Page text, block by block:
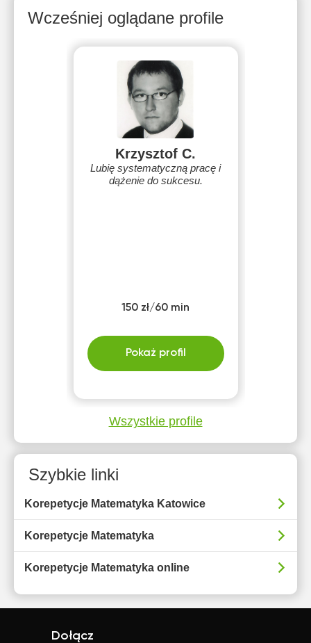
Wcześniej oglądane profile
Krzysztof C.
Lubię systematyczną pracę i
dążenie do sukcesu.
150 zł/60 min
Pokaż profil
Wszystkie profile
Szybkie linki
Korepetycje Matematyka Katowice
Korepetycje Matematyka
Korepetycje Matematyka online
Dołącz